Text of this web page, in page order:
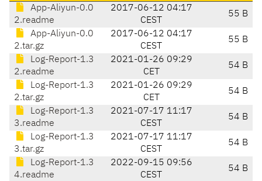
App-Aliyun-0.0
2.readme
2017-06-12 04:17
CEST
55 B
App-Aliyun-0.0
2.tar.gz
2017-06-12 04:17
CEST
55 B
Log-Report-1.3
2.readme
2021-01-26 09:29
CET
54 B
Log-Report-1.3
2.tar.gz
2021-01-26 09:29
CET
54 B
Log-Report-1.3
3.readme
2021-07-17 11:17
CEST
54 B
Log-Report-1.3
3.tar.gz
2021-07-17 11:17
CEST
54 B
Log-Report-1.3
4.readme
2022-09-15 09:56
CEST
54 B